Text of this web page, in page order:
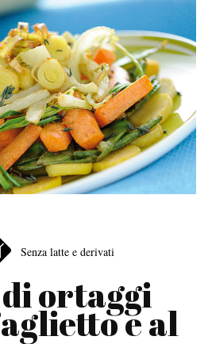
Senza latte e derivati
ortaggi
e al